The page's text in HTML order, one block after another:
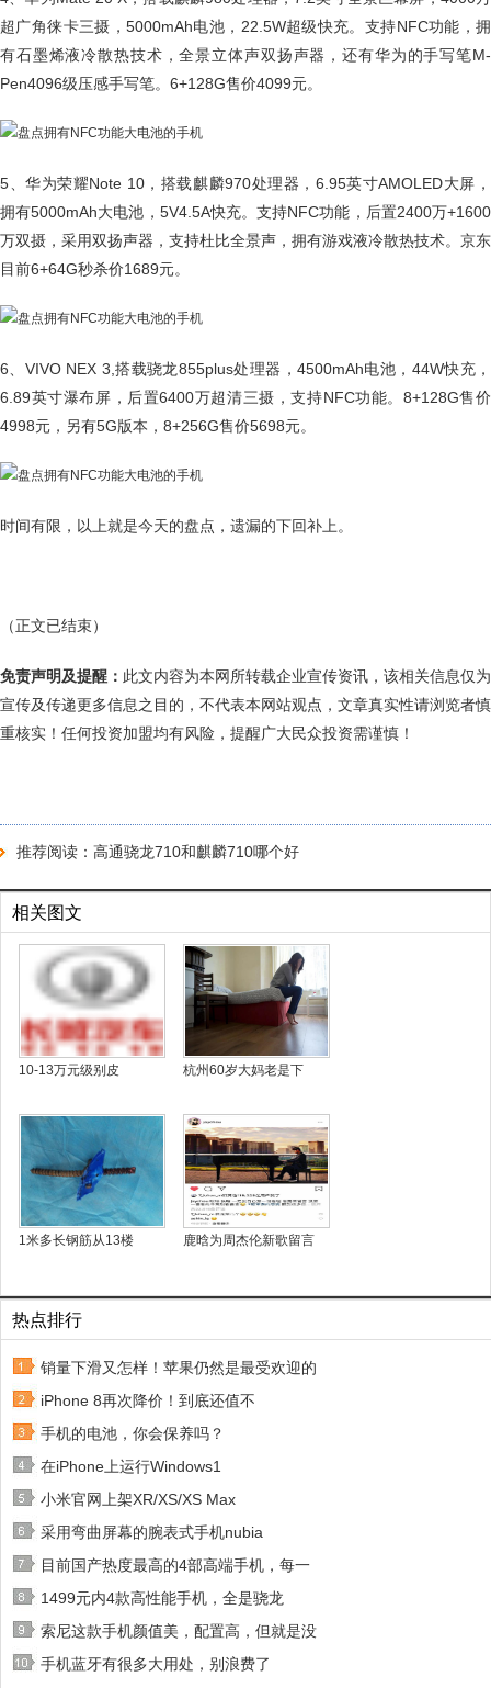
超广角徕卡三摄，5000mAh电池，22.5W超级快充。支持NFC功能，拥
有石墨烯液冷散热技术，全景立体声双扬声器，还有华为的手写笔M-
Pen4096级压感手写笔。6+128G售价4099元。
5、华为荣耀Note 10，搭载麒麟970处理器，6.95英寸AMOLED大屏，
拥有5000mAh大电池，5V4.5A快充。支持NFC功能，后置2400万+1600
万双摄，采用双扬声器，支持杜比全景声，拥有游戏液冷散热技术。京东
目前6+64G秒杀价1689元。
6、VIVO NEX 3,搭载骁龙855plus处理器，4500mAh电池，44W快充，
6.89英寸瀑布屏，后置6400万超清三摄，支持NFC功能。8+128G售价
4998元，另有5G版本，8+256G售价5698元。
时间有限，以上就是今天的盘点，遗漏的下回补上。
（正文已结束）
免责声明及提醒： 此文内容为本网所转载企业宣传资讯，该相关信息仅为
宣传及传递更多信息之目的，不代表本网站观点，文章真实性请浏览者慎
重核实！任何投资加盟均有风险，提醒广大民众投资需谨慎！
推荐阅读： 高通骁龙710和麒麟710哪个好
相关图文
10-13万元级别皮 杭州60岁大妈老是下
1米多长钢筋从13楼 鹿晗为周杰伦新歌留言
热点排行
销量下滑又怎样！苹果仍然是最受欢迎的
iPhone 8再次降价！到底还值不
手机的电池，你会保养吗？
在iPhone上运行Windows1
小米官网上架XR/XS/XS Max
采用弯曲屏幕的腕表式手机nubia
目前国产热度最高的4部高端手机，每一
1499元内4款高性能手机，全是骁龙
索尼这款手机颜值美，配置高，但就是没
手机蓝牙有很多大用处，别浪费了